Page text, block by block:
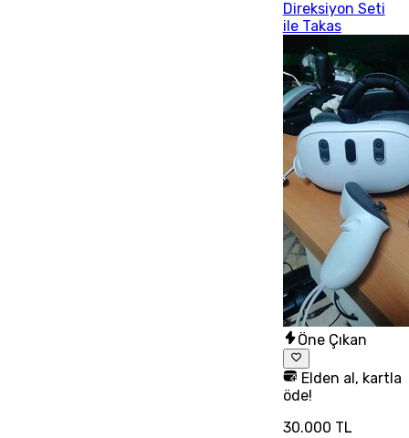
Direksiyon Seti
ile Takas
Öne Çıkan
Elden al, kartla
öde!
30.000 TL